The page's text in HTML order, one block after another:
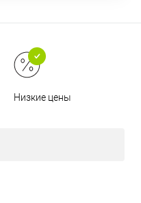
Низкие цены